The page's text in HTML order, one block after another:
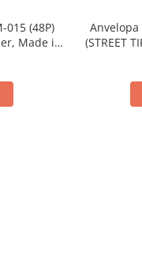
015 (48P)
Made in
Anvelopa
(STREET